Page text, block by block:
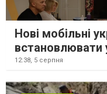
Нові мобільні
встановлювати
12:38, 5 серпня